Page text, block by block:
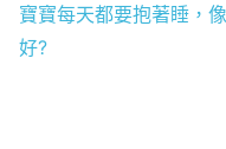
寶寶每天都要抱著睡，
好?